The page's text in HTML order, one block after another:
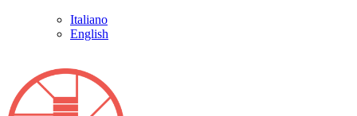
Italiano
English